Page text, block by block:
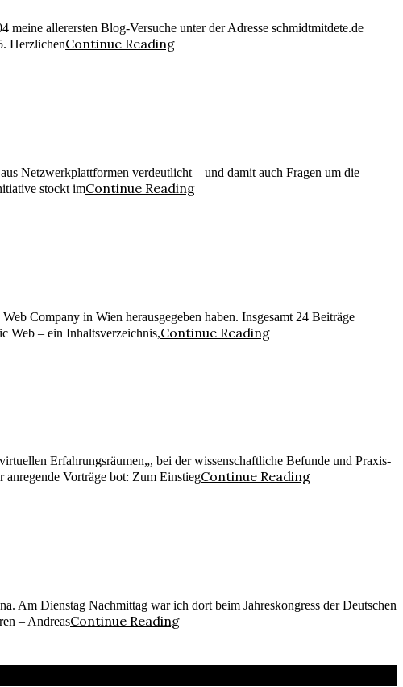
allerersten Blog-Versuche unter der Adresse schmidtmitdete.de
HerzlichenContinue Reading
Netzwerkplattformen verdeutlicht – und damit auch Fragen um die
stockt imContinue Reading
Company in Wien herausgegeben haben. Insgesamt 24 Beiträge
Web – ein Inhaltsverzeichnis,Continue Reading
Erfahrungsräumen„, bei der wissenschaftliche Befunde und Praxis-
Vorträge bot: Zum EinstiegContinue Reading
Am Dienstag Nachmittag war ich dort beim Jahreskongress der Deutschen
– AndreasContinue Reading